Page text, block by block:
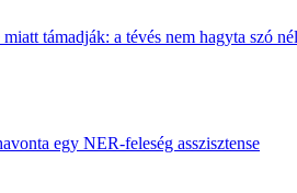
támadják: a tévés nem hagyta szó
egy NER-feleség asszisztense